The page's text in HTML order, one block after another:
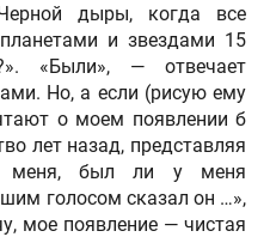
дыры, когда все
и звездами 15
«Были», — отвечает
Но, а если (рисую ему
о моем появлении б
лет назад, представляя
меня, был ли у меня
голосом сказал он …»,
мое появление — чистая